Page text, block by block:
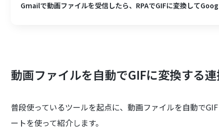
Gmailで動画ファイルを受信したら、RPAでGIFに変換して
動画ファイルを自動でGIFに変換する
普段使っているツールを起点に、動画ファイルを自動で
ートを使って紹介します。